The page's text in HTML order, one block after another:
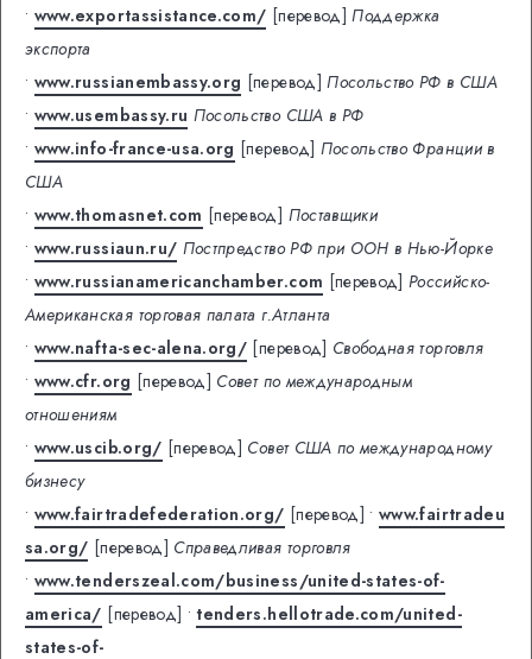
• www.exportassistance.com/ [перевод] Поддержка
экспорта
• www.russianembassy.org [перевод] Посольство РФ в США
• www.usembassy.ru Посольство США в РФ
• www.info-france-usa.org [перевод] Посольство Франции в
США
• www.thomasnet.com [перевод] Поставщики
• www.russiaun.ru/ Постпредство РФ при ООН в Нью-Йорке
• www.russianamericanchamber.com [перевод] Российско-
Американская торговая палата г.Атланта
• www.nafta-sec-alena.org/ [перевод] Свободная торговля
• www.cfr.org [перевод] Совет по международным
отношениям
• www.uscib.org/ [перевод] Совет США по международному
бизнесу
• www.fairtradefederation.org/ [перевод] •www.fairtradeu
sa.org/ [перевод] Справедливая торговля
• www.tenderszeal.com/business/united-states-of-
america/ [перевод] • tenders.hellotrade.com/united-
states-of-